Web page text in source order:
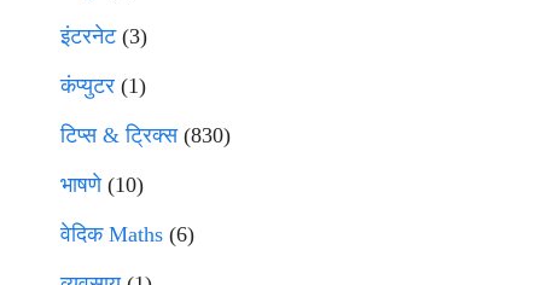
इंटरनेट(3)
कंप्युटर (1)
टिप्स & ट्रिक्स(830)
भाषणे(10)
वेदिक Maths (6)